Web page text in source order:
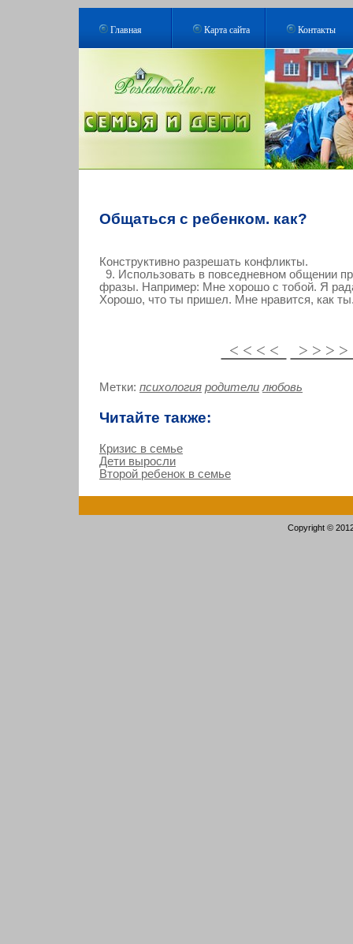
Главная Карта сайта Контакты
Общаться с ребенком. как?
Конструктивно разрешать конфликты.
9. Использовать в повседневном общении
фразы. Например: Мне хорошо с тобой. Я
Хорошо, что ты пришел. Мне нравится, как
< < < < > > >
Метки: психология родители любовь
Читайте также:
Кризис в семье
Дети выросли
Второй ребенок в семье
Copyright ©